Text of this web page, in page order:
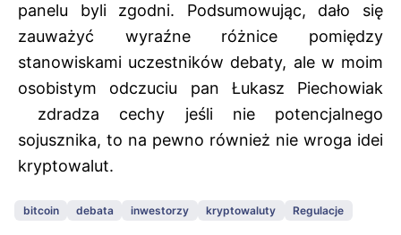
panelu byli zgodni. Podsumowując, dało się
zauważyć wyraźne różnice pomiędzy
stanowiskami uczestników debaty, ale w moim
osobistym odczuciu pan Łukasz Piechowiak
zdradza cechy jeśli nie potencjalnego
sojusznika, to na pewno również nie wroga idei
kryptowalut.
bitcoin debata inwestorzy kryptowaluty Regulacje